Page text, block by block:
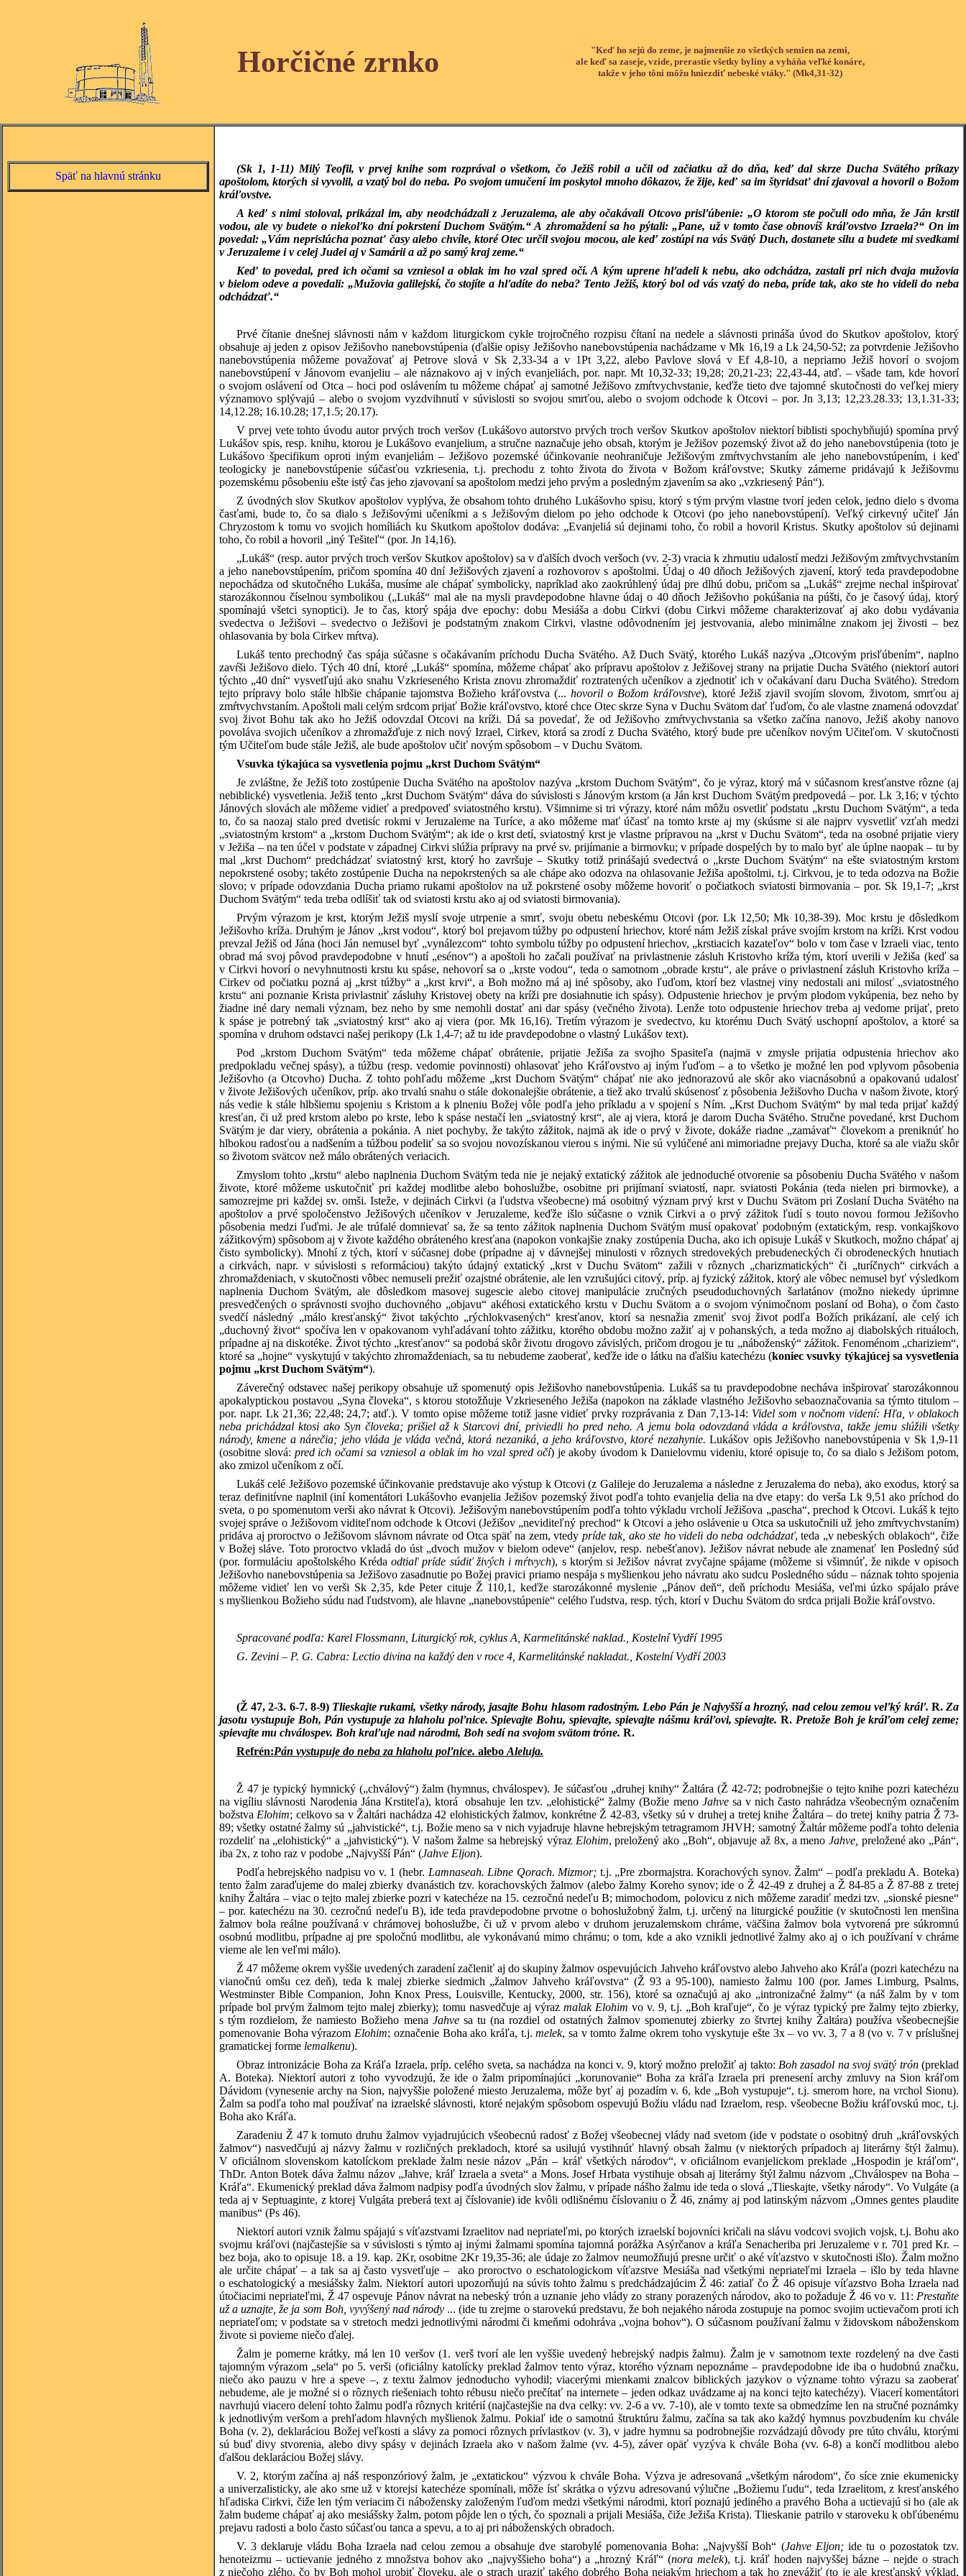
Horčičné zrnko
"Keď ho sejú do zeme, je najmenšie zo všetkých semien na zemi,
ale keď sa zaseje, vzíde, prerastie všetky byliny a vyháňa veľké konáre,
takže v jeho tôni môžu hniezdiť nebeské vtáky." (Mk4,31-32)
Späť na hlavnú stránku
(Sk 1, 1-11) Milý Teofil, v prvej knihe som rozprával o všetkom, čo Ježiš robil a učil od začiatku až do dňa, keď dal skrze Ducha Svätého príkazy
apoštolom, ktorých si vyvolil, a vzatý bol do neba. Po svojom umučení im poskytol mnoho dôkazov, že žije, keď sa im štyridsať dní zjavoval a hovoril o Božom
kráľovstve.
A keď s nimi stoloval, prikázal im, aby neodchádzali z Jeruzalema, ale aby očakávali Otcovo prisľúbenie: „O ktorom ste počuli odo mňa, že Ján krstil
vodou, ale vy budete o niekoľko dní pokrstení Duchom Svätým.“ A zhromaždení sa ho pýtali: „Pane, už v tomto čase obnovíš kráľovstvo Izraela?“ On im
povedal: „Vám neprislúcha poznať časy alebo chvíle, ktoré Otec určil svojou mocou, ale keď zostúpi na vás Svätý Duch, dostanete silu a budete mi svedkami
v Jeruzaleme i v celej Judei aj v Samárii a až po samý kraj zeme.“
Keď to povedal, pred ich očami sa vzniesol a oblak im ho vzal spred očí. A kým uprene hľadeli k nebu, ako odchádza, zastali pri nich dvaja mužovia
v bielom odeve a povedali: „Mužovia galilejskí, čo stojíte a hľadíte do neba? Tento Ježiš, ktorý bol od vás vzatý do neba, príde tak, ako ste ho videli do neba
odchádzať.“
Prvé čítanie dnešnej slávnosti nám v každom liturgickom cykle trojročného rozpisu čítaní na nedele a slávnosti prináša úvod do Skutkov apoštolov, ktorý
obsahuje aj jeden z opisov Ježišovho nanebovstúpenia (ďalšie opisy Ježišovho nanebovstúpenia nachádzame v Mk 16,19 a Lk 24,50-52; za potvrdenie Ježišovho
nanebovstúpenia môžeme považovať aj Petrove slová v Sk 2,33-34 a v 1Pt 3,22, alebo Pavlove slová v Ef 4,8-10, a nepriamo Ježiš hovorí o svojom
nanebovstúpení v Jánovom evanjeliu – ale náznakovo aj v iných evanjeliách, por. napr. Mt 10,32-33; 19,28; 20,21-23; 22,43-44, atď. – všade tam, kde hovorí
o svojom oslávení od Otca – hoci pod oslávením tu môžeme chápať aj samotné Ježišovo zmŕtvychvstanie, keďže tieto dve tajomné skutočnosti do veľkej miery
významovo splývajú – alebo o svojom vyzdvihnutí v súvislosti so svojou smrťou, alebo o svojom odchode k Otcovi – por. Jn 3,13; 12,23.28.33; 13,1.31-33;
14,12.28; 16.10.28; 17,1.5; 20.17).
V prvej vete tohto úvodu autor prvých troch veršov (Lukášovo autorstvo prvých troch veršov Skutkov apoštolov niektorí biblisti spochybňujú) spomína prvý
Lukášov spis, resp. knihu, ktorou je Lukášovo evanjelium, a stručne naznačuje jeho obsah, ktorým je Ježišov pozemský život až do jeho nanebovstúpenia (toto je
Lukášovo špecifikum oproti iným evanjeliám – Ježišovo pozemské účinkovanie neohraničuje Ježišovým zmŕtvychvstaním ale jeho nanebovstúpením, i keď
teologicky je nanebovstúpenie súčasťou vzkriesenia, t.j. prechodu z tohto života do života v Božom kráľovstve; Skutky zámerne pridávajú k Ježišovmu
pozemskému pôsobeniu ešte istý čas jeho zjavovaní sa apoštolom medzi jeho prvým a posledným zjavením sa ako „vzkriesený Pán“).
Z úvodných slov Skutkov apoštolov vyplýva, že obsahom tohto druhého Lukášovho spisu, ktorý s tým prvým vlastne tvorí jeden celok, jedno dielo s dvoma
časťami, bude to, čo sa dialo s Ježišovými učeníkmi a s Ježišovým dielom po jeho odchode k Otcovi (po jeho nanebovstúpení). Veľký cirkevný učiteľ Ján
Chryzostom k tomu vo svojich homíliách ku Skutkom apoštolov dodáva: „Evanjeliá sú dejinami toho, čo robil a hovoril Kristus. Skutky apoštolov sú dejinami
toho, čo robil a hovoril „iný Tešiteľ“ (por. Jn 14,16).
„Lukáš“ (resp. autor prvých troch veršov Skutkov apoštolov) sa v ďalších dvoch veršoch (vv. 2-3) vracia k zhrnutiu udalostí medzi Ježišovým zmŕtvychvstaním
a jeho nanebovstúpením, pričom spomína 40 dní Ježišových zjavení a rozhovorov s apoštolmi. Údaj o 40 dňoch Ježišových zjavení, ktorý teda pravdepodobne
nepochádza od skutočného Lukáša, musíme ale chápať symbolicky, napríklad ako zaokrúhlený údaj pre dlhú dobu, pričom sa „Lukáš“ zrejme nechal inšpirovať
starozákonnou číselnou symbolikou („Lukáš“ mal ale na mysli pravdepodobne hlavne údaj o 40 dňoch Ježišovho pokúšania na púšti, čo je časový údaj, ktorý
spomínajú všetci synoptici). Je to čas, ktorý spája dve epochy: dobu Mesiáša a dobu Cirkvi (dobu Cirkvi môžeme charakterizovať aj ako dobu vydávania
svedectva o Ježišovi – svedectvo o Ježišovi je podstatným znakom Cirkvi, vlastne odôvodnením jej jestvovania, alebo minimálne znakom jej živosti – bez
ohlasovania by bola Cirkev mŕtva).
Lukáš tento prechodný čas spája súčasne s očakávaním príchodu Ducha Svätého. Až Duch Svätý, ktorého Lukáš nazýva „Otcovým prisľúbením“, naplno
zavŕši Ježišovo dielo. Tých 40 dní, ktoré „Lukáš“ spomína, môžeme chápať ako prípravu apoštolov z Ježišovej strany na prijatie Ducha Svätého (niektorí autori
týchto „40 dní“ vysvetľujú ako snahu Vzkrieseného Krista znovu zhromaždiť roztratených učeníkov a zjednotiť ich v očakávaní daru Ducha Svätého). Stredom
tejto prípravy bolo stále hlbšie chápanie tajomstva Božieho kráľovstva (... hovoril o Božom kráľovstve), ktoré Ježiš zjavil svojím slovom, životom, smrťou aj
zmŕtvychvstaním. Apoštoli mali celým srdcom prijať Božie kráľovstvo, ktoré chce Otec skrze Syna v Duchu Svätom dať ľuďom, čo ale vlastne znamená odovzdať
svoj život Bohu tak ako ho Ježiš odovzdal Otcovi na kríži. Dá sa povedať, že od Ježišovho zmŕtvychvstania sa všetko začína nanovo, Ježiš akoby nanovo
povoláva svojich učeníkov a zhromažďuje z nich nový Izrael, Cirkev, ktorá sa zrodí z Ducha Svätého, ktorý bude pre učeníkov novým Učiteľom. V skutočnosti
tým Učiteľom bude stále Ježiš, ale bude apoštolov učiť novým spôsobom – v Duchu Svätom.
Vsuvka týkajúca sa vysvetlenia pojmu „krst Duchom Svätým“
Je zvláštne, že Ježiš toto zostúpenie Ducha Svätého na apoštolov nazýva „krstom Duchom Svätým“, čo je výraz, ktorý má v súčasnom kresťanstve rôzne (aj
nebiblické) vysvetlenia. Ježiš tento „krst Duchom Svätým“ dáva do súvislosti s Jánovým krstom (a Ján krst Duchom Svätým predpovedá – por. Lk 3,16; v týchto
Jánových slovách ale môžeme vidieť a predpoveď sviatostného krstu). Všimnime si tri výrazy, ktoré nám môžu osvetliť podstatu „krstu Duchom Svätým“, a teda
to, čo sa naozaj stalo pred dvetisíc rokmi v Jeruzaleme na Turíce, a ako môžeme mať účasť na tomto krste aj my (skúsme si ale najprv vysvetliť vzťah medzi
„sviatostným krstom“ a „krstom Duchom Svätým“; ak ide o krst detí, sviatostný krst je vlastne prípravou na „krst v Duchu Svätom“, teda na osobné prijatie viery
v Ježiša – na ten účel v podstate v západnej Cirkvi slúžia prípravy na prvé sv. prijímanie a birmovku; v prípade dospelých by to malo byť ale úplne naopak – tu by
mal „krst Duchom“ predchádzať sviatostný krst, ktorý ho završuje – Skutky totiž prinášajú svedectvá o „krste Duchom Svätým“ na ešte sviatostným krstom
nepokrstené osoby; takéto zostúpenie Ducha na nepokrstených sa ale chápe ako odozva na ohlasovanie Ježiša apoštolmi, t.j. Cirkvou, je to teda odozva na Božie
slovo; v prípade odovzdania Ducha priamo rukami apoštolov na už pokrstené osoby môžeme hovoriť o počiatkoch sviatosti birmovania – por. Sk 19,1-7; „krst
Duchom Svätým“ teda treba odlíšiť tak od sviatosti krstu ako aj od sviatosti birmovania).
Prvým výrazom je krst, ktorým Ježiš myslí svoje utrpenie a smrť, svoju obetu nebeskému Otcovi (por. Lk 12,50; Mk 10,38-39). Moc krstu je dôsledkom
Ježišovho kríža. Druhým je Jánov „krst vodou“, ktorý bol prejavom túžby po odpustení hriechov, ktoré nám Ježiš získal práve svojím krstom na kríži. Krst vodou
prevzal Ježiš od Jána (hoci Ján nemusel byť „vynálezcom“ tohto symbolu túžby po odpustení hriechov, „krstiacich kazateľov“ bolo v tom čase v Izraeli viac, tento
obrad má svoj pôvod pravdepodobne v hnutí „esénov“) a apoštoli ho začali používať na privlastnenie zásluh Kristovho kríža tým, ktorí uverili v Ježiša (keď sa
v Cirkvi hovorí o nevyhnutnosti krstu ku spáse, nehovorí sa o „krste vodou“, teda o samotnom „obrade krstu“, ale práve o privlastnení zásluh Kristovho kríža –
Cirkev od počiatku pozná aj „krst túžby“ a „krst krvi“, a Boh možno má aj iné spôsoby, ako ľuďom, ktorí bez vlastnej viny nedostali ani milosť „sviatostného
krstu“ ani poznanie Krista privlastniť zásluhy Kristovej obety na kríži pre dosiahnutie ich spásy). Odpustenie hriechov je prvým plodom vykúpenia, bez neho by
žiadne iné dary nemali význam, bez neho by sme nemohli dostať ani dar spásy (večného života). Lenže toto odpustenie hriechov treba aj vedome prijať, preto
k spáse je potrebný tak „sviatostný krst“ ako aj viera (por. Mk 16,16). Tretím výrazom je svedectvo, ku ktorému Duch Svätý uschopní apoštolov, a ktoré sa
spomína v druhom odstavci našej perikopy (Lk 1,4-7; až tu ide pravdepodobne o vlastný Lukášov text).
Pod „krstom Duchom Svätým“ teda môžeme chápať obrátenie, prijatie Ježiša za svojho Spasiteľa (najmä v zmysle prijatia odpustenia hriechov ako
predpokladu večnej spásy), a túžbu (resp. vedomie povinnosti) ohlasovať jeho Kráľovstvo aj iným ľuďom – a to všetko je možné len pod vplyvom pôsobenia
Ježišovho (a Otcovho) Ducha. Z tohto pohľadu môžeme „krst Duchom Svätým“ chápať nie ako jednorazovú ale skôr ako viacnásobnú a opakovanú udalosť
v živote Ježišových učeníkov, príp. ako trvalú snahu o stále dokonalejšie obrátenie, a tiež ako trvalú skúsenosť z pôsobenia Ježišovho Ducha v našom živote, ktorý
nás vedie k stále hlbšiemu spojeniu s Kristom a k plneniu Božej vôle podľa jeho príkladu a v spojení s Ním. „Krst Duchom Svätým“ by mal teda prijať každý
kresťan, či už pred krstom alebo po krste, lebo k spáse nestačí len „sviatostný krst“, ale aj viera, ktorá je darom Ducha Svätého. Stručne povedané, krst Duchom
Svätým je dar viery, obrátenia a pokánia. A niet pochyby, že takýto zážitok, najmä ak ide o prvý v živote, dokáže riadne „zamávať“ človekom a preniknúť ho
hlbokou radosťou a nadšením a túžbou podeliť sa so svojou novozískanou vierou s inými. Nie sú vylúčené ani mimoriadne prejavy Ducha, ktoré sa ale viažu skôr
so životom svätcov než málo obrátených veriacich.
Zmyslom tohto „krstu“ alebo naplnenia Duchom Svätým teda nie je nejaký extatický zážitok ale jednoduché otvorenie sa pôsobeniu Ducha Svätého v našom
živote, ktoré môžeme uskutočniť pri každej modlitbe alebo bohoslužbe, osobitne pri prijímaní sviatostí, napr. sviatosti Pokánia (teda nielen pri birmovke), a
samozrejme pri každej sv. omši. Isteže, v dejinách Cirkvi (a ľudstva všeobecne) má osobitný význam prvý krst v Duchu Svätom pri Zoslaní Ducha Svätého na
apoštolov a prvé spoločenstvo Ježišových učeníkov v Jeruzaleme, keďže išlo súčasne o vznik Cirkvi a o prvý zážitok ľudí s touto novou formou Ježišovho
pôsobenia medzi ľuďmi. Je ale trúfalé domnievať sa, že sa tento zážitok naplnenia Duchom Svätým musí opakovať podobným (extatickým, resp. vonkajškovo
zážitkovým) spôsobom aj v živote každého obráteného kresťana (napokon vonkajšie znaky zostúpenia Ducha, ako ich opisuje Lukáš v Skutkoch, možno chápať aj
čisto symbolicky). Mnohí z tých, ktorí v súčasnej dobe (prípadne aj v dávnejšej minulosti v rôznych stredovekých prebudeneckých či obrodeneckých hnutiach
a cirkvách, napr. v súvislosti s reformáciou) takýto údajný extatický „krst v Duchu Svätom“ zažili v rôznych „charizmatických“ či „turíčnych“ cirkvách a
zhromaždeniach, v skutočnosti vôbec nemuseli prežiť ozajstné obrátenie, ale len vzrušujúci citový, príp. aj fyzický zážitok, ktorý ale vôbec nemusel byť výsledkom
naplnenia Duchom Svätým, ale dôsledkom masovej sugescie alebo citovej manipulácie zručných pseudoduchovných šarlatánov (možno niekedy úprimne
presvedčených o správnosti svojho duchovného „objavu“ akéhosi extatického krstu v Duchu Svätom a o svojom výnimočnom poslaní od Boha), o čom často
svedčí následný „málo kresťanský“ život takýchto „rýchlokvasených“ kresťanov, ktorí sa nesnažia zmeniť svoj život podľa Božích prikázaní, ale celý ich
„duchovný život“ spočíva len v opakovanom vyhľadávaní tohto zážitku, ktorého obdobu možno zažiť aj v pohanských, a teda možno aj diabolských rituáloch,
prípadne aj na diskotéke. Život týchto „kresťanov“ sa podobá skôr životu drogovo závislých, pričom drogou je tu „náboženský“ zážitok. Fenoménom „chariziem“,
ktoré sa „hojne“ vyskytujú v takýchto zhromaždeniach, sa tu nebudeme zaoberať, keďže ide o látku na ďalšiu katechézu (koniec vsuvky týkajúcej sa vysvetlenia
pojmu „krst Duchom Svätým“).
Záverečný odstavec našej perikopy obsahuje už spomenutý opis Ježišovho nanebovstúpenia. Lukáš sa tu pravdepodobne necháva inšpirovať starozákonnou
apokalyptickou postavou „Syna človeka“, s ktorou stotožňuje Vzkrieseného Ježiša (napokon na základe vlastného Ježišovho sebaoznačovania sa týmto titulom –
por. napr. Lk 21,36; 22,48; 24,7; atď.). V tomto opise môžeme totiž jasne vidieť prvky rozprávania z Dan 7,13-14: Videl som v nočnom videní: Hľa, v oblakoch
neba prichádzal ktosi ako Syn človeka; prišiel až k Starcovi dní, priviedli ho pred neho. A jemu bola odovzdaná vláda a kráľovstva, takže jemu slúžili všetky
národy, kmene a nárečia; jeho vláda je vláda večná, ktorá nezaniká, a jeho kráľovstvo, ktoré nezahynie. Lukášov opis Ježišovho nanebovstúpenia v Sk 1,9-11
(osobitne slová: pred ich očami sa vzniesol a oblak im ho vzal spred očí) je akoby úvodom k Danielovmu videniu, ktoré opisuje to, čo sa dialo s Ježišom potom,
ako zmizol učeníkom z očí.
Lukáš celé Ježišovo pozemské účinkovanie predstavuje ako výstup k Otcovi (z Galileje do Jeruzalema a následne z Jeruzalema do neba), ako exodus, ktorý sa
teraz definitívne naplnil (iní komentátori Lukášovho evanjelia Ježišov pozemský život podľa tohto evanjelia delia na dve etapy: do verša Lk 9,51 ako príchod do
sveta, o po spomenutom verši ako návrat k Otcovi). Ježišovým nanebovstúpením podľa tohto výkladu vrcholí Ježišova „pascha“, prechod k Otcovi. Lukáš k tejto
svojej správe o Ježišovom viditeľnom odchode k Otcovi (Ježišov „neviditeľný prechod“ k Otcovi a jeho oslávenie u Otca sa uskutočnili už jeho zmŕtvychvstaním)
pridáva aj proroctvo o Ježišovom slávnom návrate od Otca späť na zem, vtedy príde tak, ako ste ho videli do neba odchádzať, teda „v nebeských oblakoch“, čiže
v Božej sláve. Toto proroctvo vkladá do úst „dvoch mužov v bielom odeve“ (anjelov, resp. nebešťanov). Ježišov návrat nebude ale znamenať len Posledný súd
(por. formuláciu apoštolského Krédaodtiaľ príde súdiť živých i mŕtvych), s ktorým si Ježišov návrat zvyčajne spájame (môžeme si všimnúť, že nikde v opisoch
Ježišovho nanebovstúpenia sa Ježišovo zasadnutie po Božej pravici priamo nespája s myšlienkou jeho návratu ako sudcu Posledného súdu – náznak tohto spojenia
môžeme vidieť len vo verši Sk 2,35, kde Peter cituje Ž 110,1, keďže starozákonné myslenie „Pánov deň“, deň príchodu Mesiáša, veľmi úzko spájalo práve
s myšlienkou Božieho súdu nad ľudstvom), ale hlavne „nanebovstúpenie“ celého ľudstva, resp. tých, ktorí v Duchu Svätom do srdca prijali Božie kráľovstvo.
Spracované podľa: Karel Flossmann, Liturgický rok, cyklus A, Karmelitánské naklad., Kostelní Vydří 1995
G. Zevini – P. G. Cabra: Lectio divina na každý den v roce 4, Karmelitánské nakladat., Kostelní Vydří 2003
(Ž 47, 2-3. 6-7. 8-9) Tlieskajte rukami, všetky národy, jasajte Bohu hlasom radostným. Lebo Pán je Najvyšší a hrozný, nad celou zemou veľký kráľ. R.Za
jasotu vystupuje Boh, Pán vystupuje za hlaholu poľnice. Spievajte Bohu, spievajte, spievajte nášmu kráľovi, spievajte.R. Pretože Boh je kráľom celej zeme;
spievajte mu chválospev. Boh kraľuje nad národmi, Boh sedí na svojom svätom tróne. R.
Refrén:Pán vystupuje do neba za hlaholu poľnice. alebo Aleluja.
Ž 47 je typický hymnický („chválový“) žalm (hymnus, chválospev). Je súčasťou „druhej knihy“ Žaltára (Ž 42-72; podrobnejšie o tejto knihe pozri katechézu
na vigíliu slávnosti Narodenia Jána Krstiteľa), ktorá obsahuje len tzv. „elohistické“ žalmy (Božie meno Jahvesa v nich často nahrádza všeobecným označením
božstva Elohim; celkovo sa v Žaltári nachádza 42 elohistických žalmov, konkrétne Ž 42-83, všetky sú v druhej a tretej knihe Žaltára – do tretej knihy patria Ž 73-
89; všetky ostatné žalmy sú „jahvistické“, t.j. Božie meno sa v nich vyjadruje hlavne hebrejským tetragramom JHVH; samotný Žaltár môžeme podľa tohto delenia
rozdeliť na „elohistický“ a „jahvistický“). V našom žalme sa hebrejský výraz Elohim, preložený ako „Boh“, objavuje až 8x, a meno Jahve, preložené ako „Pán“,
iba 2x, z toho raz v podobe „Najvyšší Pán“ (Jahve Eljon).
Podľa hebrejského nadpisu vo v. 1 (hebr. Lamnaseah. Libne Qorach. Mizmor; t.j. „Pre zbormajstra. Korachových synov. Žalm“ – podľa prekladu A. Boteka)
tento žalm zaraďujeme do malej zbierky dvanástich tzv. korachovských žalmov (alebo žalmy Koreho synov; ide o Ž 42-49 z druhej a Ž 84-85 a Ž 87-88 z tretej
knihy Žaltára – viac o tejto malej zbierke pozri v katechéze na 15. cezročnú nedeľu B; mimochodom, polovicu z nich môžeme zaradiť medzi tzv. „sionské piesne“
– por. katechézu na 30. cezročnú nedeľu B), ide teda pravdepodobne prvotne o bohoslužobný žalm, t.j. určený na liturgické použitie (v skutočnosti len menšina
žalmov bola reálne používaná v chrámovej bohoslužbe, či už v prvom alebo v druhom jeruzalemskom chráme, väčšina žalmov bola vytvorená pre súkromnú
osobnú modlitbu, prípadne aj pre spoločnú modlitbu, ale vykonávanú mimo chrámu; o tom, kde a ako vznikli jednotlivé žalmy ako aj o ich používaní v chráme
vieme ale len veľmi málo).
Ž 47 môžeme okrem vyššie uvedených zaradení začleniť aj do skupiny žalmov ospevujúcich Jahveho kráľovstvo alebo Jahveho ako Kráľa (pozri katechézu na
vianočnú omšu cez deň), teda k malej zbierke siedmich „žalmov Jahveho kráľovstva“ (Ž 93 a 95-100), namiesto žalmu 100 (por. James Limburg, Psalms,
Westminster Bible Companion, John Knox Press, Louisville, Kentucky, 2000, str. 156), ktoré sa označujú aj ako „intronizačné žalmy“ (a náš žalm by v tom
prípade bol prvým žalmom tejto malej zbierky); tomu nasvedčuje aj výraz malakElohim vo v. 9, t.j. „Boh kraľuje“, čo je výraz typický pre žalmy tejto zbierky,
s tým rozdielom, že namiesto Božieho mena Jahvesa tu (na rozdiel od ostatných žalmov spomenutej zbierky zo štvrtej knihy Žaltára) používa všeobecnejšie
pomenovanie Boha výrazom Elohim; označenie Boha ako kráľa, t.j.melek, sa v tomto žalme okrem toho vyskytuje ešte 3x – vo vv. 3, 7 a 8 (vo v. 7 v príslušnej
gramatickej forme lemalkenu).
Obraz intronizácie Boha za Kráľa Izraela, príp. celého sveta, sa nachádza na konci v. 9, ktorý možno preložiť aj takto: Boh zasadol na svoj svätý trón(preklad
A. Boteka). Niektorí autori z toho vyvodzujú, že ide o žalm pripomínajúci „korunovanie“ Boha za kráľa Izraela pri prenesení archy zmluvy na Sion kráľom
Dávidom (vynesenie archy na Sion, najvyššie položené miesto Jeruzalema, môže byť aj pozadím v. 6, kde „Boh vystupuje“, t.j. smerom hore, na vrchol Sionu).
Žalm sa podľa toho mal používať na izraelské slávnosti, ktoré nejakým spôsobom ospevujú Božiu vládu nad Izraelom, resp. všeobecne Božiu kráľovskú moc, t.j.
Boha ako Kráľa.
Zaradeniu Ž 47 k tomuto druhu žalmov vyjadrujúcich všeobecnú radosť z Božej všeobecnej vlády nad svetom (ide v podstate o osobitný druh „kráľovských
žalmov“) nasvedčujú aj názvy žalmu v rozličných prekladoch, ktoré sa usilujú vystihnúť hlavný obsah žalmu (v niektorých prípadoch aj literárny štýl žalmu).
V oficiálnom slovenskom katolíckom preklade žalm nesie názov „Pán – kráľ všetkých národov“, v oficiálnom evanjelickom preklade „Hospodin je kráľom“,
ThDr. Anton Botek dáva žalmu názov „Jahve, kráľ Izraela a sveta“ a Mons. Josef Hrbata vystihuje obsah aj literárny štýl žalmu názvom „Chválospev na Boha –
Kráľa“. Ekumenický preklad dáva žalmom nadpisy podľa úvodných slov žalmu, v prípade nášho žalmu ide teda o slová „Tlieskajte, všetky národy“. Vo Vulgáte (a
teda aj v Septuaginte, z ktorej Vulgáta preberá text aj číslovanie) ide kvôli odlišnému číslovaniu o Ž 46, známy aj pod latinským názvom „Omnes gentes plaudite
manibus“ (Ps 46).
Niektorí autori vznik žalmu spájajú s víťazstvami Izraelitov nad nepriateľmi, po ktorých izraelskí bojovníci kričali na slávu vodcovi svojich vojsk, t.j. Bohu ako
svojmu kráľovi (najčastejšie sa v súvislosti s týmto aj inými žalmami spomína tajomná porážka Asýrčanov a kráľa Senacheriba pri Jeruzaleme v r. 701 pred Kr. –
bez boja, ako to opisuje 18. a 19. kap. 2Kr, osobitne 2Kr 19,35-36; ale údaje zo žalmov neumožňujú presne určiť o aké víťazstvo v skutočnosti išlo). Žalm možno
ale určite chápať – a tak sa aj často vysvetľuje – ako proroctvo o eschatologickom víťazstve Mesiáša nad všetkými nepriateľmi Izraela – išlo by teda hlavne
o eschatologický a mesiášsky žalm. Niektorí autori upozorňujú na súvis tohto žalmu s predchádzajúcim Ž 46: zatiaľ čo Ž 46 opisuje víťazstvo Boha Izraela nad
útočiacimi nepriateľmi, Ž 47 ospevuje Pánov návrat na nebeský trón a uznanie jeho vlády zo strany porazených národov, ako to požaduje Ž 46 vo v. 11: Prestaňte
už a uznajte, že ja som Boh, vyvýšený nad národy ... (ide tu zrejme o starovekú predstavu, že boh nejakého národa zostupuje na pomoc svojim uctievačom proti ich
nepriateľom; v podstate sa v stretoch medzi jednotlivými národmi či kmeňmi odohráva „vojna bohov“). O súčasnom používaní žalmu v židovskom náboženskom
živote si povieme niečo ďalej.
Žalm je pomerne krátky, má len 10 veršov (1. verš tvorí ale len vyššie uvedený hebrejský nadpis žalmu). Žalm je v samotnom texte rozdelený na dve časti
tajomným výrazom „sela“ po 5. verši (oficiálny katolícky preklad žalmov tento výraz, ktorého význam nepoznáme – pravdepodobne ide iba o hudobnú značku,
niečo ako pauzu v hre a speve –, z textu žalmov jednoducho vyhodil; viacerými mienkami znalcov biblických jazykov o význame tohto výrazu sa zaoberať
nebudeme, ale je možné si o rôznych riešeniach tohto rébusu niečo prečítať na internete – jeden odkaz uvádzame aj na konci tejto katechézy). Viacerí komentátori
navrhujú viacero delení tohto žalmu podľa rôznych kritérií (najčastejšie na dva celky: vv. 2-6 a vv. 7-10), ale v tomto texte sa obmedzíme len na stručné poznámky
k jednotlivým veršom a prehľadom hlavných myšlienok žalmu. Pokiaľ ide o samotnú štruktúru žalmu, začína sa tak ako každý hymnus povzbudením ku chvále
Boha (v. 2), deklaráciou Božej veľkosti a slávy za pomoci rôznych prívlastkov (v. 3), v jadre hymnu sa podrobnejšie rozvádzajú dôvody pre túto chválu, ktorými
sú buď divy stvorenia, alebo divy spásy v dejinách Izraela ako v našom žalme (vv. 4-5), záver opäť vyzýva k chvále Boha (vv. 6-8) a končí modlitbou alebo
ďalšou deklaráciou Božej slávy.
V. 2, ktorým začína aj náš responzóriový žalm, je „extatickou“ výzvou k chvále Boha. Výzva je adresovaná „všetkým národom“, čo síce znie ekumenicky
a univerzalisticky, ale ako sme už v ktorejsi katechéze spomínali, môže ísť skrátka o výzvu adresovanú výlučne „Božiemu ľudu“, teda Izraelitom, z kresťanského
hľadiska Cirkvi, čiže len tým veriacim či nábožensky založeným ľuďom medzi všetkými národmi, ktorí poznajú jediného a pravého Boha a uctievajú si ho (ale ak
žalm budeme chápať aj ako mesiášsky žalm, potom pôjde len o tých, čo spoznali a prijali Mesiáša, čiže Ježiša Krista). Tlieskanie patrilo v staroveku k obľúbenému
prejavu radosti a bolo často súčasťou tanca a spevu, a to aj pri náboženských obradoch.
V. 3 deklaruje vládu Boha Izraela nad celou zemou a obsahuje dve starobylé pomenovania Boha: „Najvyšší Boh“ (Jahve Eljon;ide tu o pozostatok tzv.
henoteizmu – uctievanie jedného z množstva bohov ako „najvyššieho boha“) a „hrozný Kráľ“ (nora melek), t.j. kráľ hoden najvyššej bázne – nejde o strach
z niečoho zlého, čo by Boh mohol urobiť človeku, ale o strach uraziť takého dobrého Boha nejakým hriechom a tak ho znevážiť (to je ale kresťanský výklad,